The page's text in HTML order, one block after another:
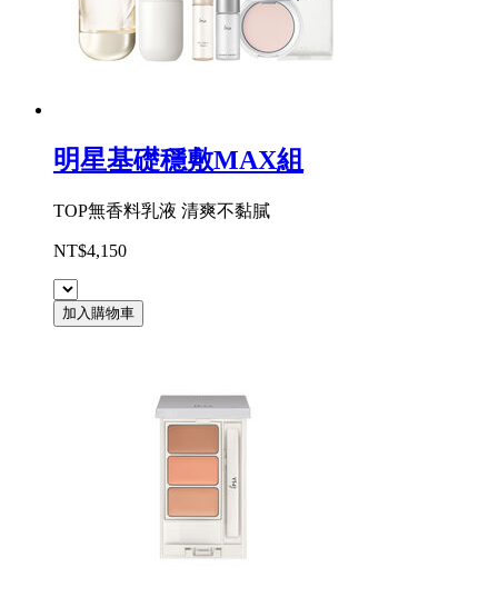
明星基礎穩敷MAX組
TOP無香料乳液 清爽不黏膩
NT$4,150
加入購物車